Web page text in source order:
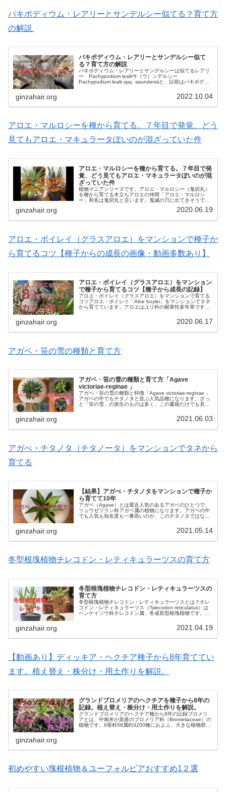
パキポディウム・レアリーとサンデルシー似てる？育て方
の解説
パキポディウム・レアリーとサンデルシー似て
る？育て方の解説
パキポディウム・レアリーとサンデルシーは似てるレアリ
ー Pachypodium lealiiサ（ウ）ンデルシー
Pachypodium lealii spp. saundersiiと、以前はパキポディ
ginzahair.org 2022.10.04
アロエ・マルロシーを種から育てる。７年目で発覚、どう
見てもアロエ・マキュラータぽいのが混ざっていた件
アロエ・マルロシーを種から育てる。７年目で発
覚、どう見てもアロエ・マキュラータぽいのが混
ざっていた件
植物マニアシリーズです。アロエ・マルロシー（鬼切丸）
を種から育てる木立ちアロエの仲間「アロエ・マルロシ
ー」和名は鬼切丸と言います。鬼滅の刃に出てきそうです
ginzahair.org 2020.06.19
アロエ・ボイレイ（グラスアロエ）をマンションで種子か
ら育てるコツ【種子からの成長の画像・動画多数あり】
アロエ・ボイレイ（グラスアロエ）をマンション
で種子から育てるコツ【種子から成長の記録】
アロエ・ボイレイ（グラスアロエ）をマンションで育てる
コツアロエ・ボイレイ「Aloe boylei」をマンションでタネ
から育てています。アロエはユリ科の耐寒性多年草です
ginzahair.org 2020.06.17
アガベ・笹の雪の種類と育て方
アガベ・笹の雪の種類と育て方「Agave
victoriae-reginae 」
アガベ・笹の雪の種類と特徴「Agave victoriae-reginae 」
アガベの中でもチタノタと並ぶ人気品種になります。ざっ
と「笹の雪」の派生のものは多く、この書籍だけでも見開
ginzahair.org 2021.06.03
アガべ・チタノタ（チタノータ）をマンションでタネから
育てる
【結果】アガべ・チタノタをマンションで種子か
ら育てて10年
アガベ（Agave）とは最近人気のあるアガベのひとつで、
リュウゼツラン科アガベ属の植物になります。アガベの中
でも人気も知名度も一番高いのが、このチタノタではない
ginzahair.org 2021.05.14
冬型根塊植物チレコドン・レティキュラーツスの育て方
冬型根塊植物チレコドン・レティキュラーツスの
育て方
冬型根塊植物チレコドン・レティキュラーツスとは？チレ
コドン・レティキュラーツス（Tylecodon reticulatus）は
ベンケイソウ科チレコドン属、冬成長型根塊植物です。成
ginzahair.org 2021.04.19
【動画あり】ディッキア・ヘクチア種子から8年育ててい
ます。植え替え・株分け・用土作りを解説。
グランドブロメリアのヘクチアを種子から8年の
記録。植え替え・株分け・用土作りを解説。
グランドブロメリアのヘクチア種から8年の記録ブロメリ
アとは、中南米が原産のブロメリア科（Bromeliaceae）の
植物です。8亜科58属約3200種におよぶ、大きな植物群で
ginzahair.org
初めやすい塊根植物＆ユーフォルビアおすすめ1２選